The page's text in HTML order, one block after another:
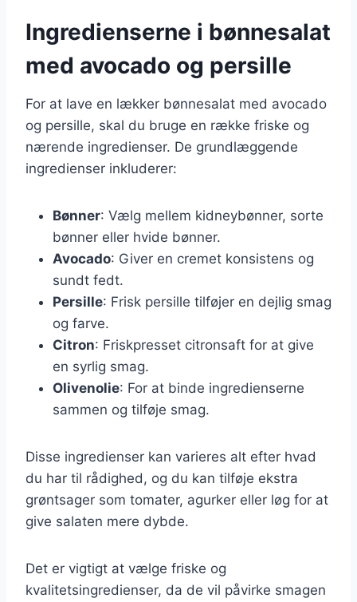
Ingredienserne i bønnesalat
med avocado og persille
For at lave en lækker bønnesalat med avocado
og persille, skal du bruge en række friske og
nærende ingredienser. De grundlæggende
ingredienser inkluderer:
Bønner: Vælg mellem kidneybønner, sorte
bønner eller hvide bønner.
Avocado: Giver en cremet konsistens og
sundt fedt.
Persille: Frisk persille tilføjer en dejlig smag
og farve.
Citron: Friskpresset citronsaft for at give
en syrlig smag.
Olivenolie: For at binde ingredienserne
sammen og tilføje smag.
Disse ingredienser kan varieres alt efter hvad
du har til rådighed, og du kan tilføje ekstra
grøntsager som tomater, agurker eller løg for at
give salaten mere dybde.
Det er vigtigt at vælge friske og
kvalitetsingredienser, da de vil påvirke smagen